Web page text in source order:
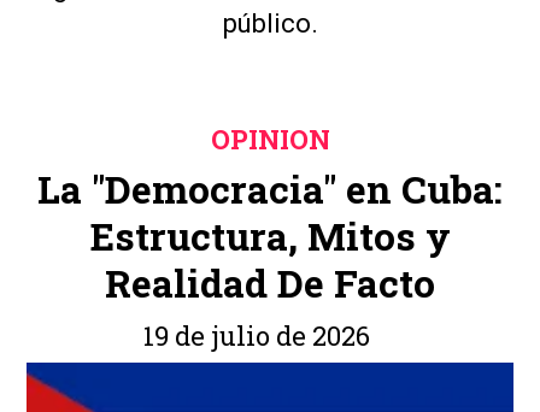
público.
La "Democracia" en Cuba:
Estructura, Mitos y
Realidad De Facto
OPINION
19 de julio de 2026